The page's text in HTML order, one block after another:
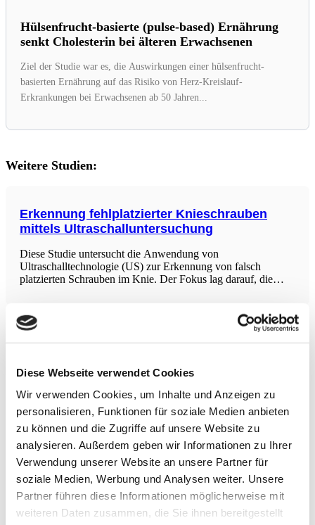
Diese Webseite verwendet Cookies
Wir verwenden Cookies, um Inhalte und Anzeigen zu
personalisieren, Funktionen für soziale Medien anbieten
zu können und die Zugriffe auf unsere Website zu
analysieren. Außerdem geben wir Informationen zu Ihrer
Verwendung unserer Website an unsere Partner für
soziale Medien, Werbung und Analysen weiter. Unsere
Partner führen diese Informationen möglicherweise mit
weiteren Daten zusammen, die Sie ihnen bereitgestellt
Hülsenfrucht-basierte (pulse-based) Ernährung
senkt Cholesterin bei älteren Erwachsenen
Ziel der Studie war es, die Auswirkungen einer hülsenfrucht-
basierten Ernährung auf das Risiko von Herz-Kreislauf-
Erkrankungen bei Erwachsenen ab 50 Jahren...
Weitere Studien:
Erkennung fehlplatzierter Knieschrauben
mittels Ultraschalluntersuchung
Diese Studie untersucht die Anwendung von
Ultraschalltechnologie (US) zur Erkennung von falsch
platzierten Schrauben im Knie. Der Fokus lag darauf, die
höhere Auflösung, dynamische
Lebenslange körperliche Aktivität mildert
neuralen Einfluss von Kindheitstraumata
Adverse Kindheitserfahrungen (ACEs) schädigen
Risiko für psychische Erkrankungen. Die Studie mit 75
Erwachsenen (durchschnittlich 31,8 Jahre, 82,7 % weiblich)
analysierte retrospektiv den Einfluss der selbstberichteten
lebenslangen körperlichen Aktivität (LPA) auf die rs-FC der
Atmung (Breathing) als primäre Behandlung
von Angstzuständen
Diese Studie beleuchtet die komplexe Beziehung zwischen
Atmung und Emotionen und das Potenzial der Atmung,
Veränderungen im autonomen Nervensystem zu beeinflussen.